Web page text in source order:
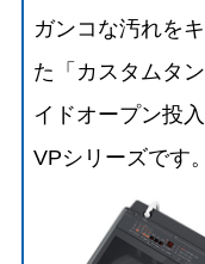
ガンコな汚れを
た「カスタムタ
イドオープン投
VPシリーズです。